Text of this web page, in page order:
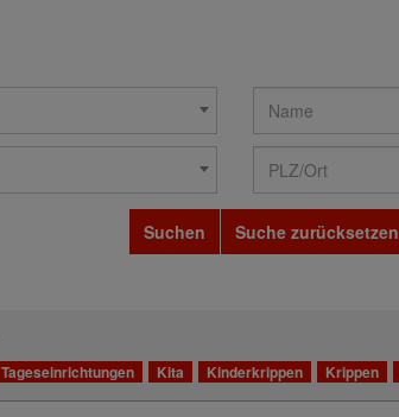
Suchen Suche zurücksetzen
Tageseinrichtungen Kita Kinderkrippen Krippen